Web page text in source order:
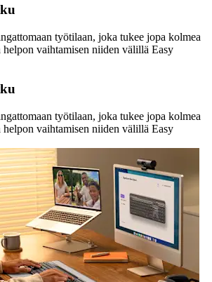
työtilaan, joka tukee jopa kolmea
helpon vaihtamisen niiden välillä Easy
työtilaan, joka tukee jopa kolmea
helpon vaihtamisen niiden välillä Easy